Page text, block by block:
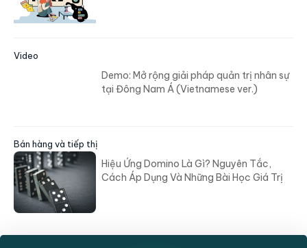
Video
Demo: Mở rộng giải pháp quản trị nhân sự
tại Đông Nam Á (Vietnamese ver.)
Bán hàng và tiếp thị
Hiệu Ứng Domino Là Gì? Nguyên Tắc,
Cách Áp Dụng Và Những Bài Học Giá Trị